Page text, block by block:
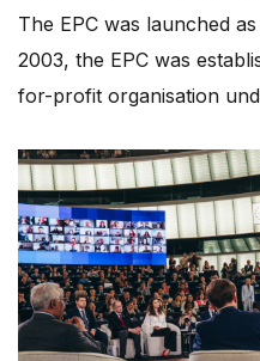
The EPC was launched
2003, the EPC was
for-profit organisation